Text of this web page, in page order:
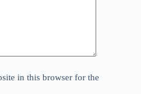
in this browser for the